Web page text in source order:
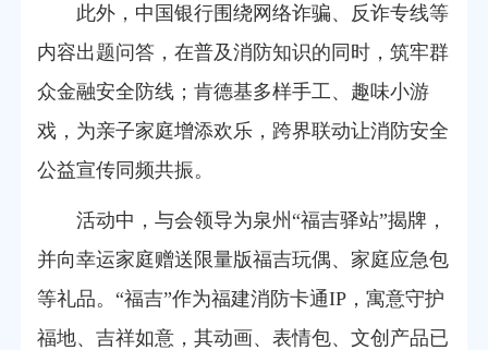
此外，中国银行围绕网络诈骗、反诈专线等
内容出题问答，在普及消防知识的同时，筑牢群
众金融安全防线；肯德基多样手工、趣味小游
戏，为亲子家庭增添欢乐，跨界联动让消防安全
公益宣传同频共振。
活动中，与会领导为泉州“福吉驿站”揭牌，
并向幸运家庭赠送限量版福吉玩偶、家庭应急包
等礼品。“福吉”作为福建消防卡通IP，寓意守护
福地、吉祥如意，其动画、表情包、文创产品已